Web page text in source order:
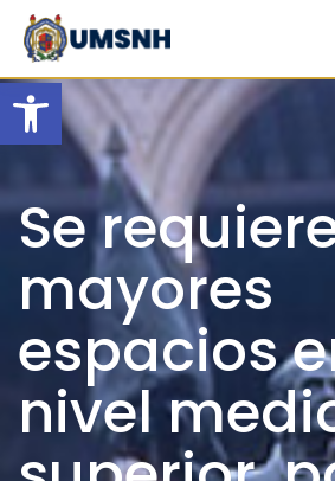
Open toolbar
Skip
content
Se
mayores
espacios
nivel